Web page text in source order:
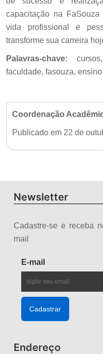
capacitação na
vida profissional e
transforme sua carreira
Palavras-chave:
faculdade, fasouza,
Coordenação
Publicado em 22 de
Newsletter
Cadastre-se e receba
mail
E-mail
Endereço